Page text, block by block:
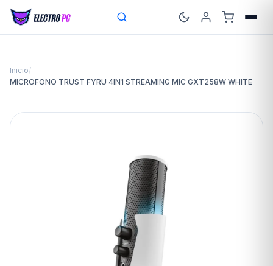
Inicio/
MICROFONO TRUST FYRU 4IN1 STREAMING MIC GXT258W WHITE